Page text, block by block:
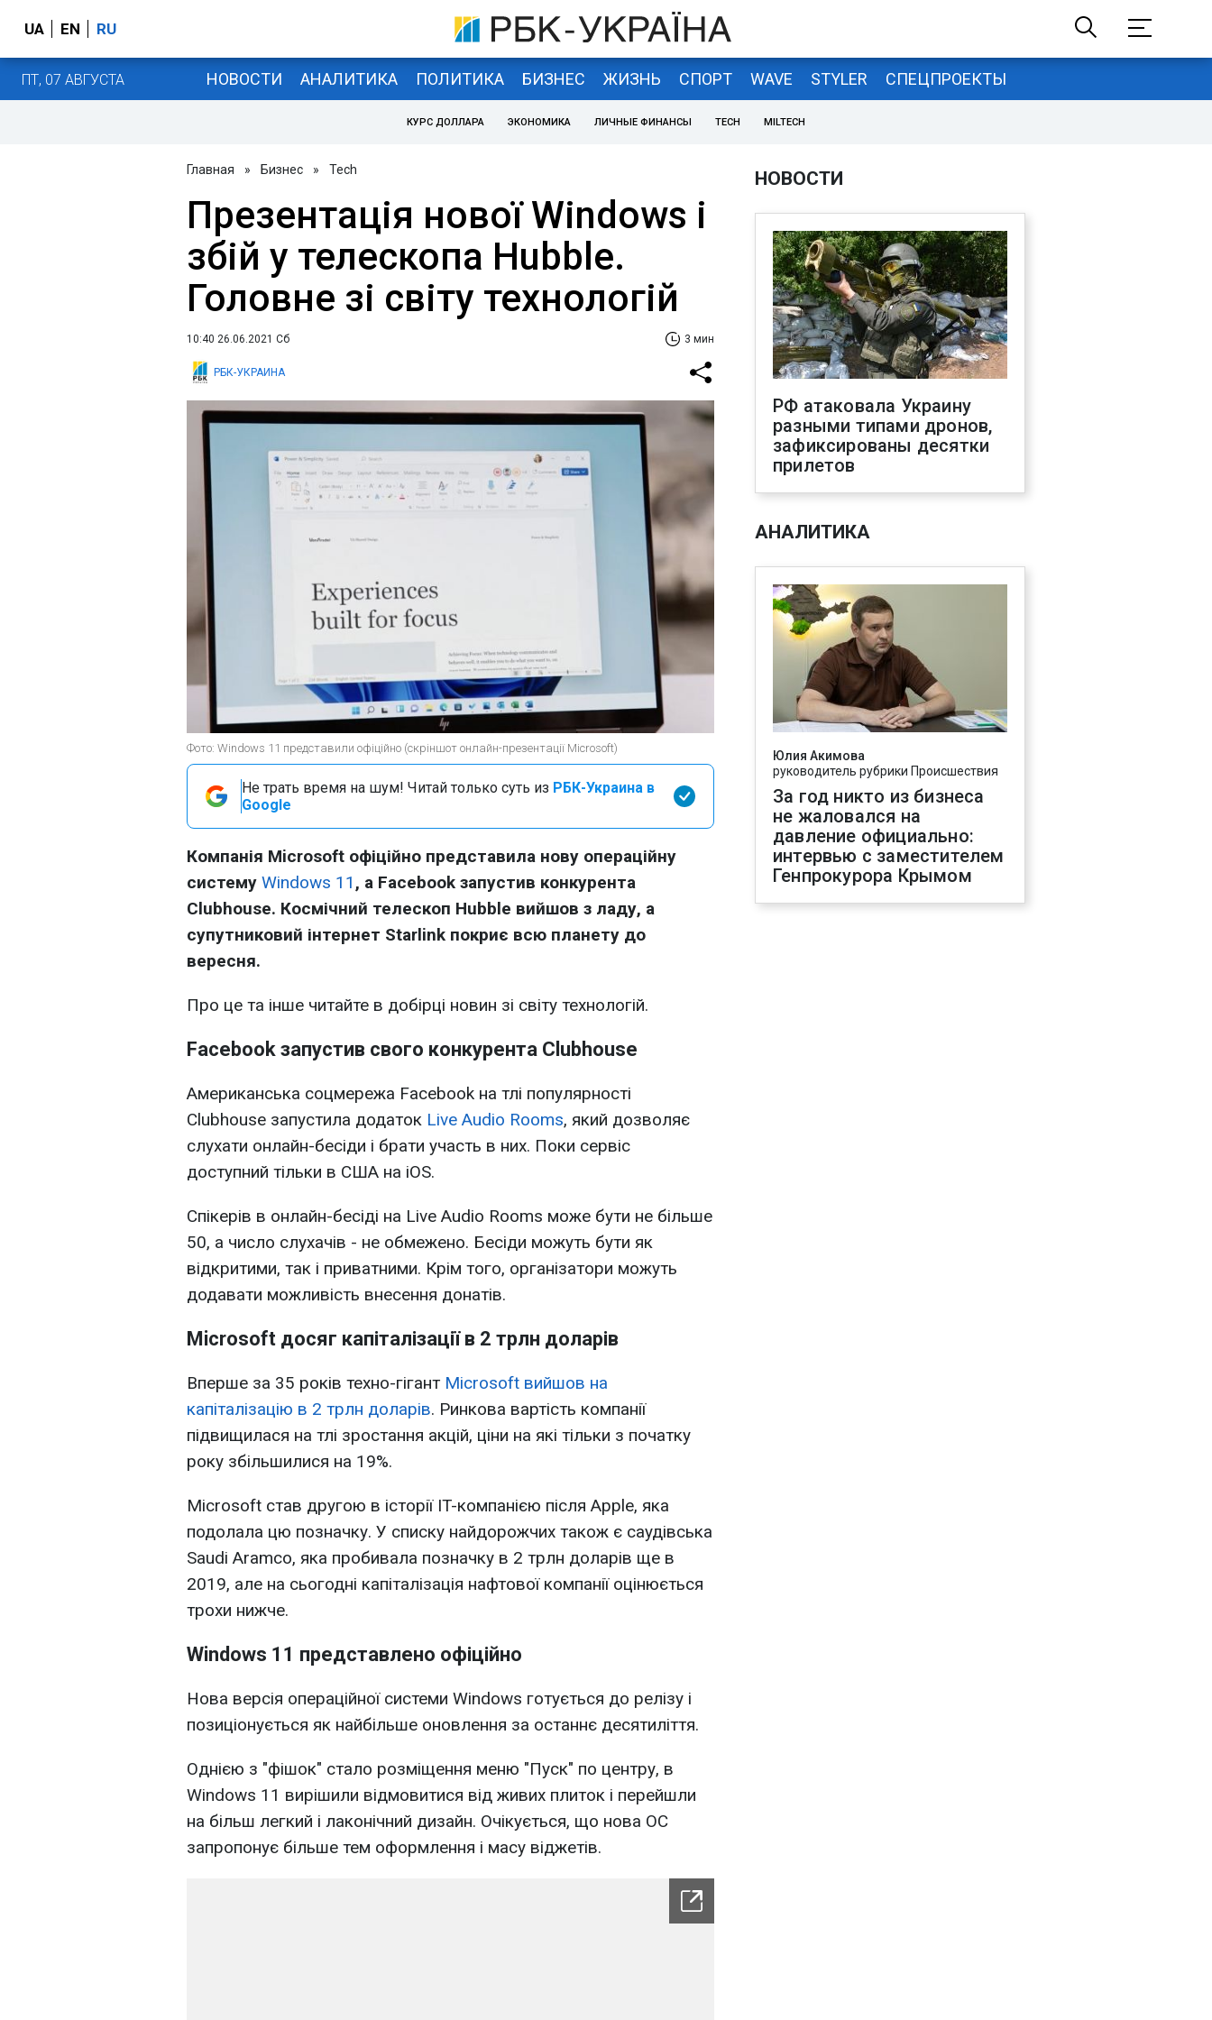
UA EN RU
ПТ, 07 АВГУСТА НОВОСТИ АНАЛИТИКА ПОЛИТИКА БИЗНЕС ЖИЗНЬ СПОРТ WAVE STYLER СПЕЦПРОЕКТЫ
КУРС ДОЛЛАРА ЭКОНОМИКА ЛИЧНЫЕ ФИНАНСЫ TECH MILTECH
Главная » Бизнес » Tech
Презентація нової Windows і
збій у телескопа Hubble.
Головне зі світу технологій
10:40 26.06.2021 Сб 3 мин
РБК-УКРАИНА
Фото: Windows 11 представили офіційно (скріншот онлайн-презентації Microsoft)
Не трать время на шум! Читай только суть из РБК-Украина в
Google
Компанія Microsoft офіційно представила нову операційну
систему Windows 11 , а Facebook запустив конкурента
Clubhouse. Космічний телескоп Hubble вийшов з ладу, а
супутниковий інтернет Starlink покриє всю планету до
вересня.
Про це та інше читайте в добірці новин зі світу технологій.
Facebook запустив свого конкурента Clubhouse
Американська соцмережа Facebook на тлі популярності
Clubhouse запустила додаток Live Audio Rooms, який дозволяє
слухати онлайн-бесіди і брати участь в них. Поки сервіс
доступний тільки в США на iOS.
Спікерів в онлайн-бесіді на Live Audio Rooms може бути не більше
50, а число слухачів - не обмежено. Бесіди можуть бути як
відкритими, так і приватними. Крім того, організатори можуть
додавати можливість внесення донатів.
Microsoft досяг капіталізації в 2 трлн доларів
Вперше за 35 років техно-гігант Microsoft вийшов на
капіталізацію в 2 трлн доларів. Ринкова вартість компанії
підвищилася на тлі зростання акцій, ціни на які тільки з початку
року збільшилися на 19%.
Microsoft став другою в історії IT-компанією після Apple, яка
подолала цю позначку. У списку найдорожчих також є cаудівська
Saudi Aramco, яка пробивала позначку в 2 трлн доларів ще в
2019, але на сьогодні капіталізація нафтової компанії оцінюється
трохи нижче.
Windows 11 представлено офіційно
Нова версія операційної системи Windows готується до релізу і
позиціонується як найбільше оновлення за останнє десятиліття.
Однією з "фішок" стало розміщення меню "Пуск" по центру, в
Windows 11 вирішили відмовитися від живих плиток і перейшли
на більш легкий і лаконічний дизайн. Очікується, що нова ОС
запропонує більше тем оформлення і масу віджетів.
НОВОСТИ
РФ атаковала Украину
разными типами дронов,
зафиксированы десятки
прилетов
АНАЛИТИКА
Юлия Акимова
руководитель рубрики Происшествия
За год никто из бизнеса
не жаловался на
давление официально:
интервью с заместителем
Генпрокурора Крымом